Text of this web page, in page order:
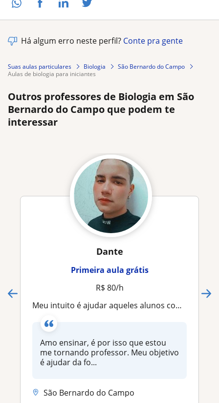
Há algum erro neste perfil? Conte pra gente
Suas aulas particulares Biologia
São Bernardo do Campo
aulas de biologia para iniciantes
Outros professores de Biologia em São
Bernardo do Campo que podem te
interessar
Dante
Primeira aula grátis
R$ 80/h
Meu intuito é ajudar aqueles alunos com dificuldade
Amo ensinar, é por isso que estou
me tornando professor. Meu objetivo
é ajudar da fo...
São Bernardo do Campo